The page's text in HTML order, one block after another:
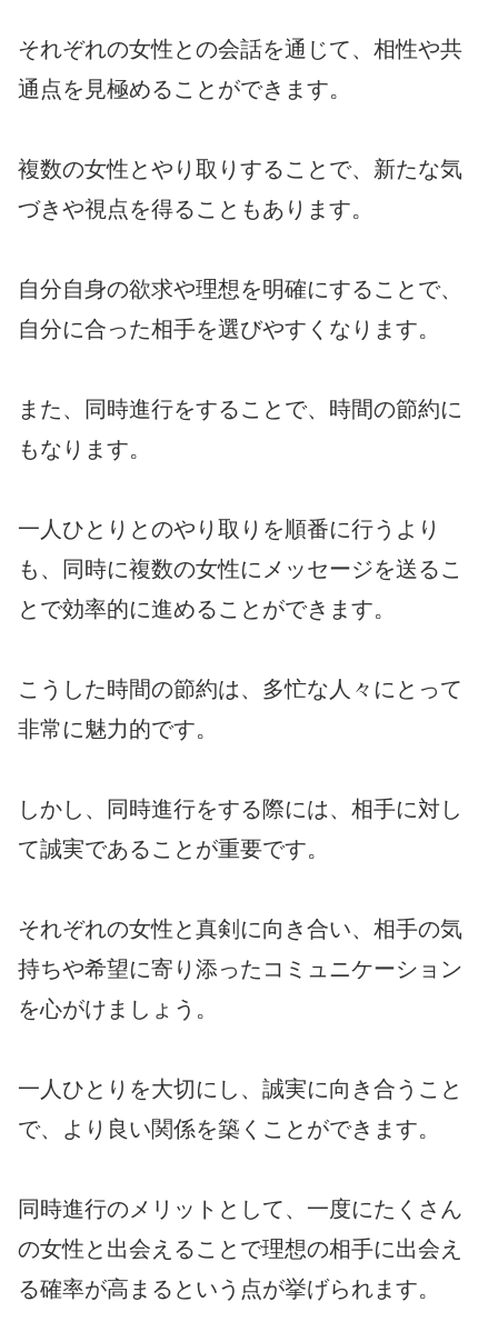
それぞれの女性との会話を通じて、相性や共
通点を見極めることができます。
複数の女性とやり取りすることで、新たな気
づきや視点を得ることもあります。
自分自身の欲求や理想を明確にすることで、
自分に合った相手を選びやすくなります。
また、同時進行をすることで、時間の節約に
もなります。
一人ひとりとのやり取りを順番に行うより
も、同時に複数の女性にメッセージを送るこ
とで効率的に進めることができます。
こうした時間の節約は、多忙な人々にとって
非常に魅力的です。
しかし、同時進行をする際には、相手に対し
て誠実であることが重要です。
それぞれの女性と真剣に向き合い、相手の気
持ちや希望に寄り添ったコミュニケーション
を心がけましょう。
一人ひとりを大切にし、誠実に向き合うこと
で、より良い関係を築くことができます。
同時進行のメリットとして、一度にたくさん
の女性と出会えることで理想の相手に出会え
る確率が高まるという点が挙げられます。